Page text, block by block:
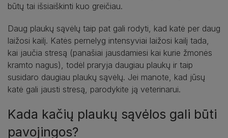
būtų tai išsiaiškinti kuo greičiau.
Daug plaukų sąvėlų taip pat gali rodyti, kad katė per daug
laižosi kailį. Katės pernelyg intensyviai laižosi kailį tada,
kai jaučia stresą (panašiai jausdamiesi kai kurie žmonės
kramto nagus), todėl praryja daugiau plaukų ir taip
susidaro daugiau plaukų sąvėlų. Jei manote, kad jūsų
katė gali jausti stresą, parodykite ją veterinarui.
Kada kačių plaukų sąvėlos gali būti
pavojingos?